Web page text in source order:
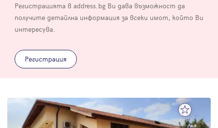
Регистрацията в address.bg Ви дава възможност да
получите детайлна информация за всеки имот, който Ви
интересува.
Регистрация